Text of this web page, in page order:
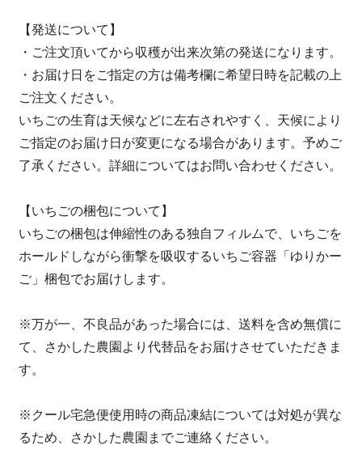
【発送について】
・ご注文頂いてから収穫が出来次第の発送になります。
・お届け日をご指定の方は備考欄に希望日時を記載の上
ご注文ください。
いちごの生育は天候などに左右されやすく、天候により
ご指定のお届け日が変更になる場合があります。予めご
了承ください。詳細についてはお問い合わせください。
【いちごの梱包について】
いちごの梱包は伸縮性のある独自フィルムで、いちごを
ホールドしながら衝撃を吸収するいちご容器「ゆりかー
ご」梱包でお届けします。
※万が一、不良品があった場合には、送料を含め無償に
て、さかした農園より代替品をお届けさせていただきま
す。
※クール宅急便使用時の商品凍結については対処が異な
るため、さかした農園までご連絡ください。